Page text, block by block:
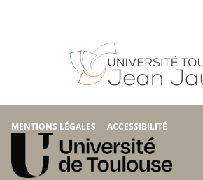
MENTIONS LÉGALES ACCESSIBILITÉ